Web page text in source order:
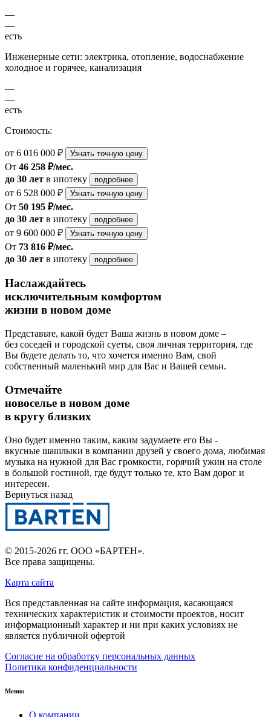
—
—
есть
Инженерные сети: электрика, отопление, водоснабжение
холодное и горячее, канализация
—
—
есть
Стоимость:
от 6 016 000 ₽ Узнать точную цену
От 46 258 ₽/мес.
до 30 лет в ипотеку подробнее
от 6 528 000 ₽ Узнать точную цену
От 50 195 ₽/мес.
до 30 лет в ипотеку подробнее
от 9 600 000 ₽ Узнать точную цену
От 73 816 ₽/мес.
до 30 лет в ипотеку подробнее
Наслаждайтесь
исключительным комфортом
жизни в новом доме
Представьте, какой будет Ваша жизнь в новом доме –
без соседей и городской суеты, своя личная территория, где
Вы будете делать то, что хочется именно Вам, свой
собственный маленький мир для Вас и Вашей семьи.
Отмечайте
новоселье в новом доме
в кругу близких
Оно будет именно таким, каким задумаете его Вы -
вкусные шашлыки в компании друзей у своего дома, любимая
музыка на нужной для Вас громкости, горячий ужин на столе
в большой гостиной, где будут только те, кто Вам дорог и
интересен.
Вернуться назад
© 2015-2026 гг. ООО «БАРТЕН».
Все права защищены.
Карта сайта
Вся представленная на сайте информация, касающаяся
технических характеристик и стоимости проектов, носит
информационный характер и ни при каких условиях не
является публичной офертой
Согласие на обработку персональных данных
Политика конфиденциальности
Меню: